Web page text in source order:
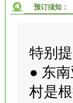
特别
● 东